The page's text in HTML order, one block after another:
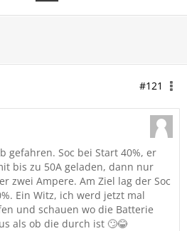
#121
gefahren. Soc bei Start 40%, er
bis zu 50A geladen, dann nur
zwei Ampere. Am Ziel lag der Soc
Ein Witz, ich werd jetzt mal
und schauen wo die Batterie
als ob die durch ist 🙄😂